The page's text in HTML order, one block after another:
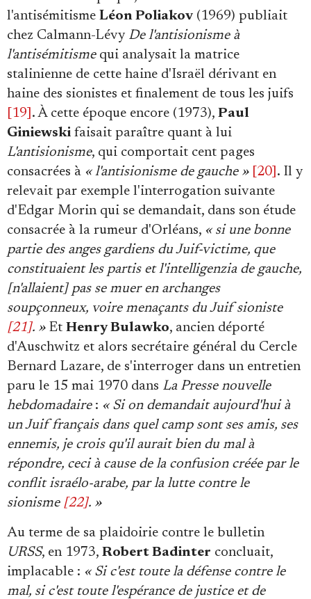
l'antisémitisme Léon Poliakov (1969) publiait
chez Calmann-Lévy De l'antisionisme à
l'antisémitisme qui analysait la matrice
stalinienne de cette haine d'Israël dérivant en
haine des sionistes et finalement de tous les juifs
[19] . À cette époque encore (1973), Paul
Giniewski faisait paraître quant à lui
L'antisionisme, qui comportait cent pages
consacrées à « l'antisionisme de gauche » [20] . Il y
relevait par exemple l'interrogation suivante
d'Edgar Morin qui se demandait, dans son étude
consacrée à la rumeur d'Orléans, « si une bonne
partie des anges gardiens du Juif-victime, que
constituaient les partis et l'intelligenzia de gauche,
[n'allaient] pas se muer en archanges
soupçonneux, voire menaçants du Juif sioniste
[21]. »Et Henry Bulawko, ancien déporté
d'Auschwitz et alors secrétaire général du Cercle
Bernard Lazare, de s'interroger dans un entretien
paru le 15 mai 1970 dans La Presse nouvelle
hebdomadaire: « Si on demandait aujourd'hui à
un Juif français dans quel camp sont ses amis, ses
ennemis, je crois qu'il aurait bien du mal à
répondre, ceci à cause de la confusion créée par le
conflit israélo-arabe, par la lutte contre le
sionisme [22]. »
Au terme de sa plaidoirie contre le bulletin
URSS, en 1973, Robert Badinter concluait,
implacable : « Si c'est toute la défense contre le
mal, si c'est toute l'espérance de justice et de